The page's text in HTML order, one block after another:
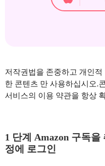
저작권법을 존중하고 개인
한 콘텐츠 만 사용하십시오.
서비스의 이용 약관을 항상
1 단계 Amazon 구독을
정에 로그인